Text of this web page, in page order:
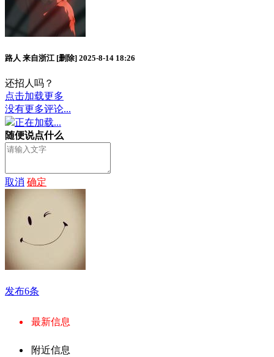
路人 来自浙江 [删除] 2025-8-14 18:26
还招人吗？
点击加载更多
没有更多评论...
正在加载...
随便说点什么
取消 确定
发布6条
最新信息
附近信息